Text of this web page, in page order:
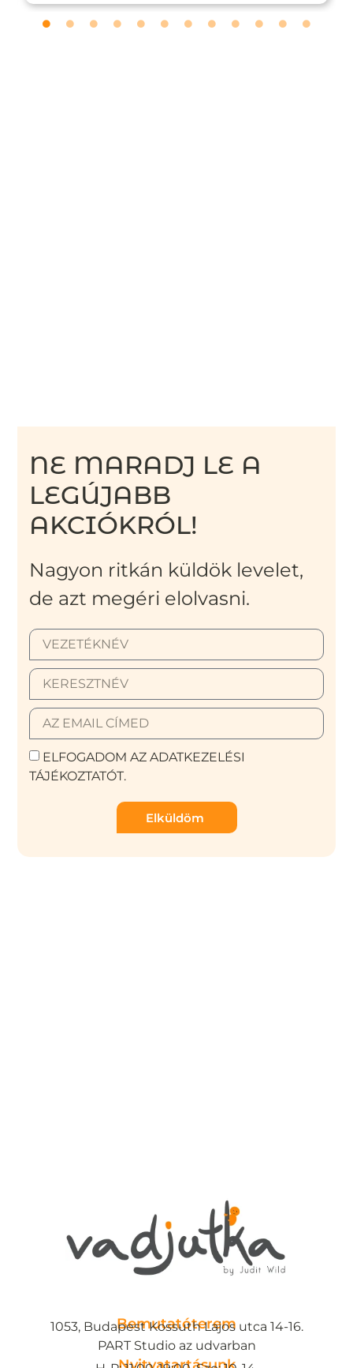
NE MARADJ LE A
LEGÚJABB
AKCIÓKRÓL!
Nagyon ritkán küldök levelet,
de azt megéri elolvasni.
ELFOGADOM AZ ADATKEZELÉSI
TÁJÉKOZTATÓT.
Elküldöm
Bemutatóterem
1053, Budapest Kossuth Lajos utca 14-16.
PART Studio az udvarban